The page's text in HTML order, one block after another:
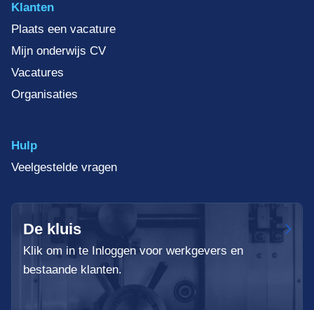
Klanten
Plaats een vacature
Mijn onderwijs CV
Vacatures
Organisaties
Hulp
Veelgestelde vragen
De kluis
Klik om in te Inloggen voor werkgevers en
bestaande klanten.